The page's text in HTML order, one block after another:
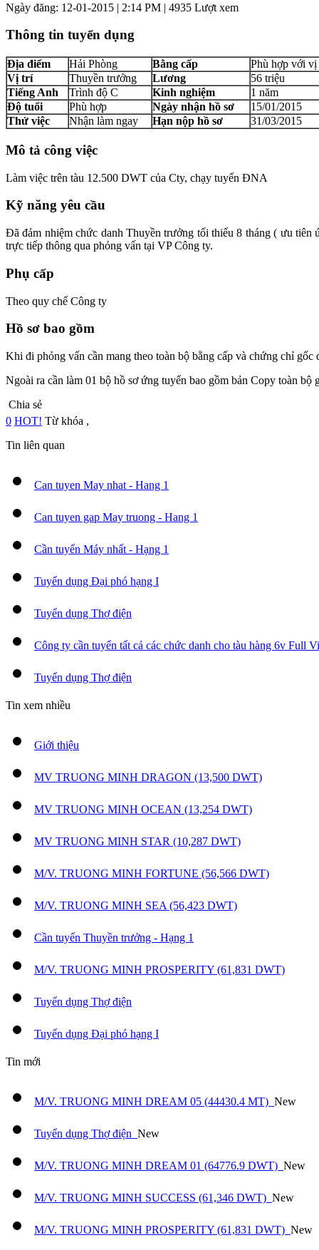
Ngày đăng: 12-01-2015 | 2:14 PM | 4935 Lượt xem
Thông tin tuyển dụng
Địa điểm Hải Phòng Bằng cấp
Phù hợp với
Vị trí
Thuyền trưởng Lương
56 triệu
Tiếng Anh
Trình độ C Kinh nghiệm
1 năm
Độ tuổi
Phù hợp Ngày nhận hồ sơ
15/01/2015
Thử việc
Nhận làm ngay Hạn nộp hồ sơ 31/03/2015
Mô tả công việc
Làm việc trên tàu 12.500 DWT của Cty, chạy tuyến ĐNA
Kỹ năng yêu cầu
Đã đảm nhiệm chức danh Thuyền trưởng tối thiểu 8 tháng ( ưu
trực tiếp thông qua phỏng vấn tại VP Công ty.
Phụ cấp
Theo quy chế Công ty
Hồ sơ bao gồm
Khi đi phỏng vấn cần mang theo toàn bộ bằng cấp và chứng chỉ gốc
Ngoài ra cần làm 01 bộ hồ sơ ứng tuyển bao gồm bản Copy toàn
Chia sẻ
0 HOT! Từ khóa ,
Tin liên quan
Can tuyen May nhat - Hang 1
Can tuyen gap May truong - Hang 1
Cần tuyển Máy nhất - Hạng 1
Tuyển dụng Đại phó hạng I
Tuyển dụng Thợ điện
Công ty cần tuyển tất cả các chức danh cho tàu hàng 6v Full
Tuyển dụng Thợ điện
Tin xem nhiều
Giới thiệu
MV TRUONG MINH DRAGON (13,500 DWT)
MV TRUONG MINH OCEAN (13,254 DWT)
MV TRUONG MINH STAR (10,287 DWT)
M/V. TRUONG MINH FORTUNE (56,566 DWT)
M/V. TRUONG MINH SEA (56,423 DWT)
Cần tuyển Thuyền trưởng - Hạng 1
M/V. TRUONG MINH PROSPERITY (61,831 DWT)
Tuyển dụng Thợ điện
Tuyển dụng Đại phó hạng I
Tin mới
M/V. TRUONG MINH DREAM 05 (44430.4 MT) New
Tuyển dụng Thợ điện New
M/V. TRUONG MINH DREAM 01 (64776.9 DWT) New
M/V. TRUONG MINH SUCCESS (61,346 DWT) New
M/V. TRUONG MINH PROSPERITY (61,831 DWT) New